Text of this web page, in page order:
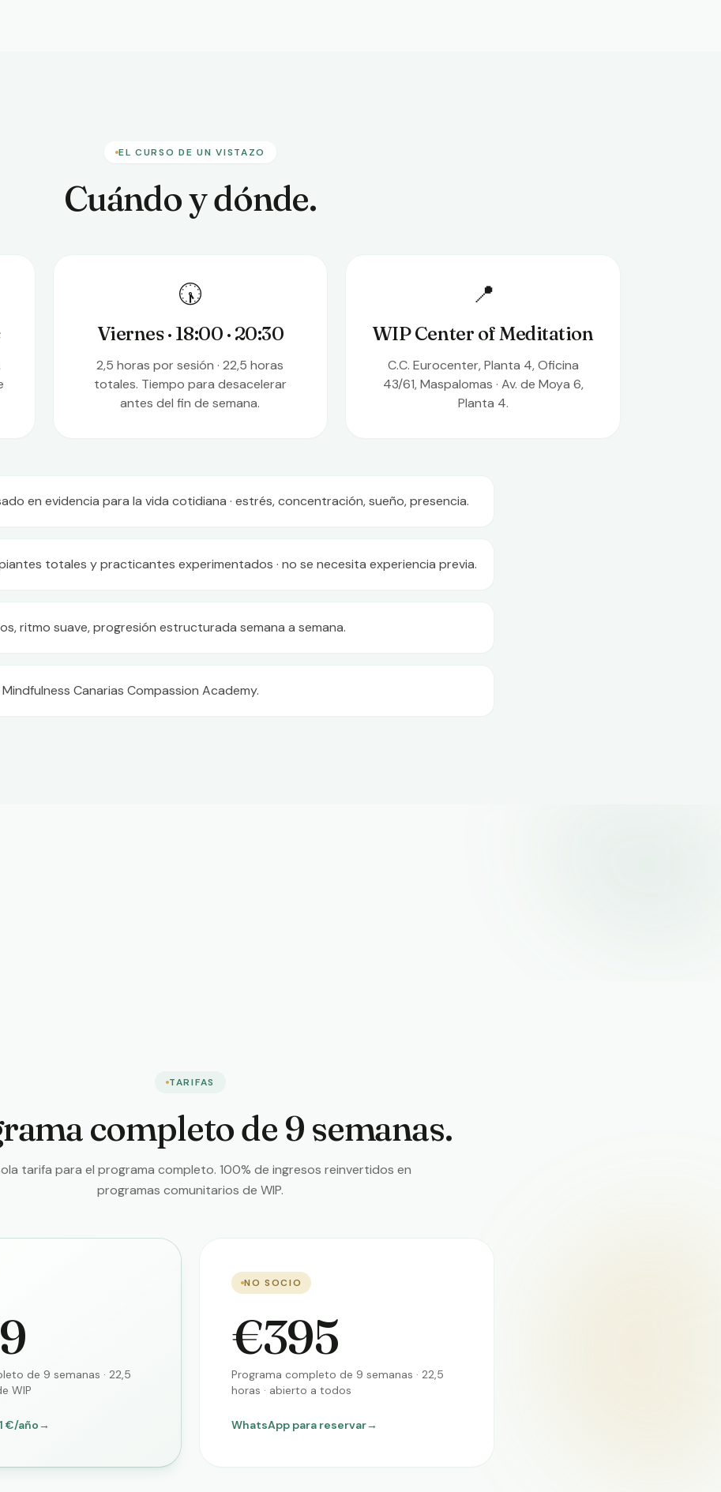
EL CURSO DE UN VISTAZO
Cuándo y dónde.
🕠
Viernes · 18:00 · 20:30
2,5 horas por sesión · 22,5 horas
totales. Tiempo para desacelerar
antes del fin de semana.
📍
WIP Center of Meditation
C.C. Eurocenter, Planta 4, Oficina
43/61, Maspalomas · Av. de Moya 6,
Planta 4.
en evidencia para la vida cotidiana · estrés, concentración, sueño, presencia.
totales y practicantes experimentados · no se necesita experiencia previa.
ritmo suave, progresión estructurada semana a semana.
Canarias Compassion Academy.
TARIFAS
completo de 9 semanas.
tarifa para el programa completo. 100% de ingresos reinvertidos en
programas comunitarios de WIP.
de 9 semanas · 22,5
WIP
€/año→
NO SOCIO
€395
Programa completo de 9 semanas · 22,5
horas · abierto a todos
WhatsApp para reservar→